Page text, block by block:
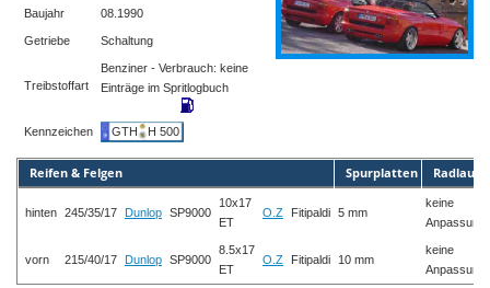
Baujahr 08.1990
Getriebe Schaltung
Treibstoffart
Benziner - Verbrauch: keine
Einträge im Spritlogbuch
Kennzeichen GTH H 500
Reifen & Felgen Spurplatten Radlauf
hinten 245/35/17 Dunlop SP9000
10x17
ET
O.Z Fitipaldi 5 mm
keine
Anpassung
vorn 215/40/17 Dunlop SP9000
8.5x17
ET
O.Z Fitipaldi 10 mm
keine
Anpassung